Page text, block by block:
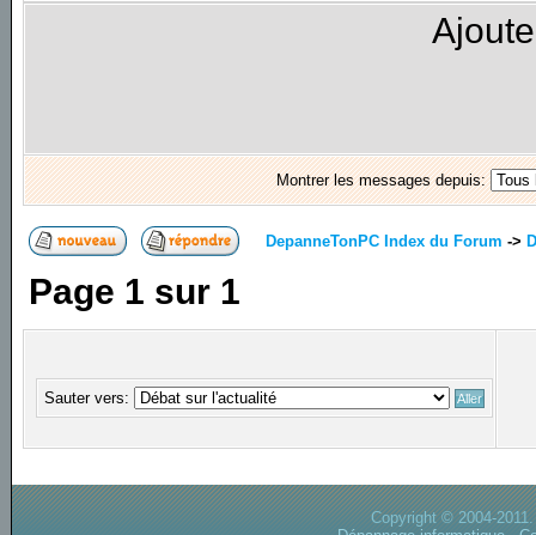
Montrer les messages depuis:
DepanneTonPC Index du Forum ->
Page 1 sur 1
Sauter vers:
Copyright © 2004-